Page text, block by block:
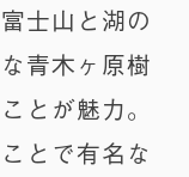
士山と湖の
青木ヶ原樹
とが魅力。
とで有名な